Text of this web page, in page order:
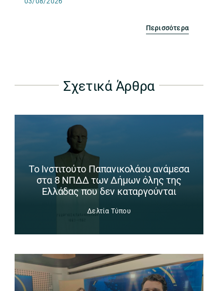
Περισσότερα
Σχετικά Άρθρα
Το Ινστιτούτο Παπανικολάου ανάμεσα
στα 8 ΝΠΔΔ των Δήμων όλης της
Ελλάδας που δεν καταργούνται
Δελτία Τύπου